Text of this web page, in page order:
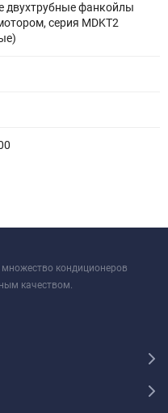
двухтрубные фанкойлы
серия MDKT2
кондиционеров
качеством.